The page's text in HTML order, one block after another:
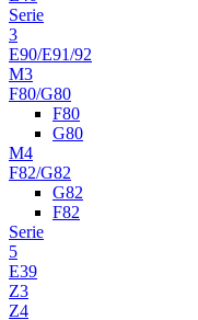
Serie
3
E90/E91/92
M3
F80/G80
F80
G80
M4
F82/G82
G82
F82
Serie
5
E39
Z3
Z4